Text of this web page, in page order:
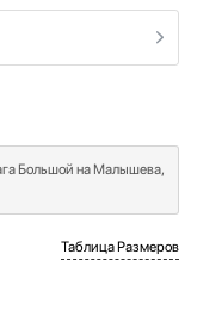
Большой на Малышева,
Таблица Размеров